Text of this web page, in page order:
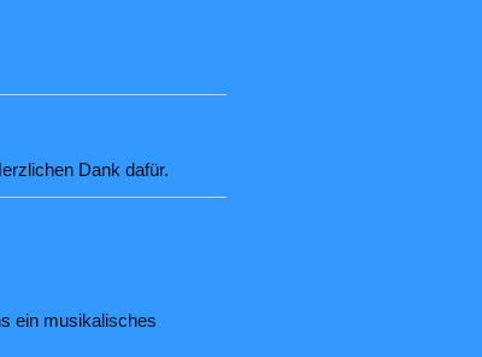
Dank dafür.
ein musikalisches